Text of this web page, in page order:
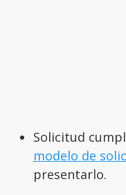
Solicitud
modelo de
presentarlo.